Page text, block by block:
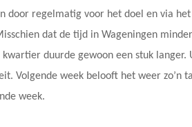
door regelmatig voor het doel en via
dat de tijd in Wageningen
duurde gewoon een stuk
Volgende week belooft het weer zo’n
week.